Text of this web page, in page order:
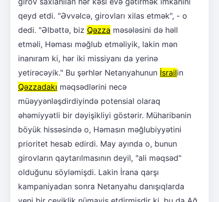
qeyd etdi. "Əvvəlcə, girovları xilas etmək", - o
dedi. "Əlbəttə, biz Qəzza məsələsini də həll
etməli, Həması məğlub etməliyik, lakin mən
inanıram ki, hər iki missiyanı da yerinə
yetirəcəyik." Bu şərhlər Netanyahunun İsrailin
Qəzzadakı məqsədlərini necə
müəyyənləşdirdiyində potensial olaraq
əhəmiyyətli bir dəyişikliyi göstərir. Müharibənin
böyük hissəsində o, Həmasın məğlubiyyətini
prioritet hesab edirdi. May ayında o, bunun
girovların qaytarılmasının deyil, "ali məqsəd"
olduğunu söyləmişdi. Lakin İrana qarşı
kampaniyadan sonra Netanyahu danışıqlarda